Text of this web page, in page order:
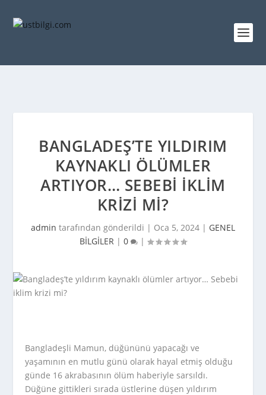
BANGLADEŞ’TE YILDIRIM
KAYNAKLI ÖLÜMLER
ARTIYOR… SEBEBI IKLIM
KRIZI MI?
admin tarafından gönderildi | Oca 5, 2024 | GENEL
BİLGİLER | 0 |
Bangladeşli Mamun, düğününü yapacağı ve
yaşamının en mutlu günü olarak hayal etmiş olduğu
günde 16 akrabasının ölüm haberiyle sarsıldı.
Düğüne gittikleri sırada üstlerine düşen yıldırım